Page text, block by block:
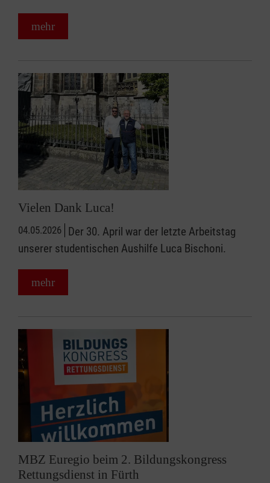
mehr
Vielen Dank Luca!
04.05.2026 Der 30. April war der letzte Arbeitstag
unserer studentischen Aushilfe Luca Bischoni.
mehr
MBZ Euregio beim 2. Bildungskongress
Rettungsdienst in Fürth